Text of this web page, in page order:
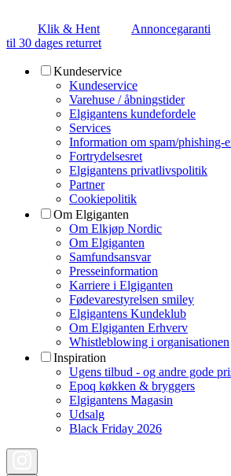
Klik & Hent Annoncegaranti
til 30 dages returret
Kundeservice
Kundeservice
Varehuse / åbningstider
Elgigantens kundefordele
Services
Information om spam/phishing-
Fortrydelsesret
Elgigantens privatlivspolitik
Partner
Cookiepolitik
Om Elgiganten
Om Elkjøp Nordic
Om Elgiganten
Samfundsansvar
Presseinformation
Karriere i Elgiganten
Fødevarestyrelsen smiley
Elgigantens Kundeklub
Om Elgiganten Erhverv
Whistleblowing i organisationen
Inspiration
Ugens tilbud - og andre gode
Epoq køkken & bryggers
Elgigantens Magasin
Udsalg
Black Friday 2026